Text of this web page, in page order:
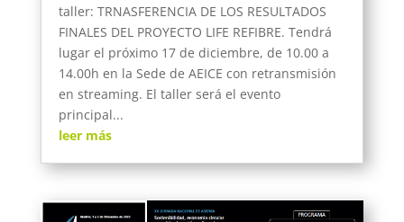
taller: TRNASFERENCIA DE LOS RESULTADOS
FINALES DEL PROYECTO LIFE REFIBRE. Tendrá
lugar el próximo 17 de diciembre, de 10.00 a
14.00h en la Sede de AEICE con retransmisión
en streaming. El taller será el evento
principal...
leer más